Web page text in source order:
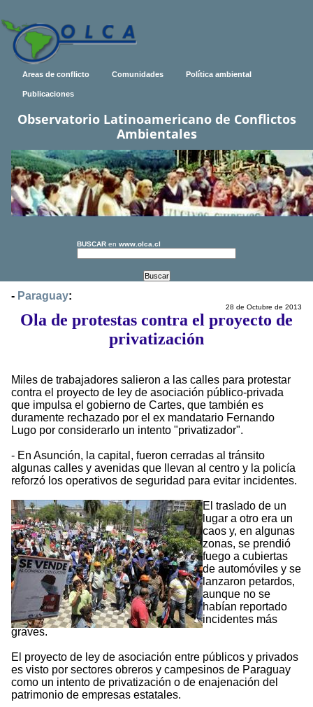
Areas de conflicto Comunidades Política ambiental
Publicaciones
Observatorio Latinoamericano de Conflictos
Ambientales
BUSCAR en www.olca.cl
- Paraguay:
28 de Octubre de 2013
Ola de protestas contra el proyecto de
privatización
Miles de trabajadores salieron a las calles para protestar
contra el proyecto de ley de asociación público-privada
que impulsa el gobierno de Cartes, que también es
duramente rechazado por el ex mandatario Fernando
Lugo por considerarlo un intento "privatizador".
- En Asunción, la capital, fueron cerradas al tránsito
algunas calles y avenidas que llevan al centro y la policía
reforzó los operativos de seguridad para evitar incidentes.
El traslado de un
lugar a otro era un
caos y, en algunas
zonas, se prendió
fuego a cubiertas
de automóviles y se
lanzaron petardos,
aunque no se
habían reportado
incidentes más
graves.
El proyecto de ley de asociación entre públicos y privados
es visto por sectores obreros y campesinos de Paraguay
como un intento de privatización o de enajenación del
patrimonio de empresas estatales.